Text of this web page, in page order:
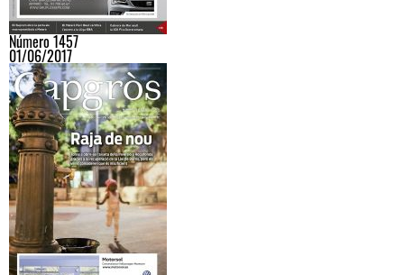
Número 1457
01/06/2017